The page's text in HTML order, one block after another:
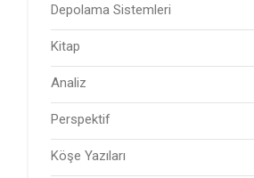
Depolama Sistemleri
Kitap
Analiz
Perspektif
Köşe Yazıları